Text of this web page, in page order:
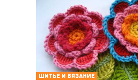
ШИТЬЕ И ВЯЗАНИЕ